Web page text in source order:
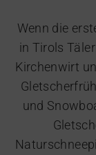
Wenn die
in Tirols
Kirchenwirt
und